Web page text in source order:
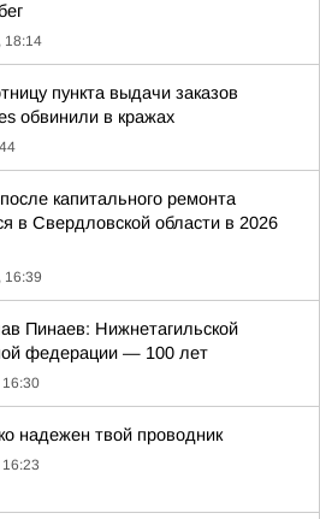
18:14
пункта выдачи заказов
обвинили в кражах
капитального ремонта
в Свердловской области в 2026
16:39
Пинаев: Нижнетагильской
федерации — 100 лет
16:30
надежен твой проводник